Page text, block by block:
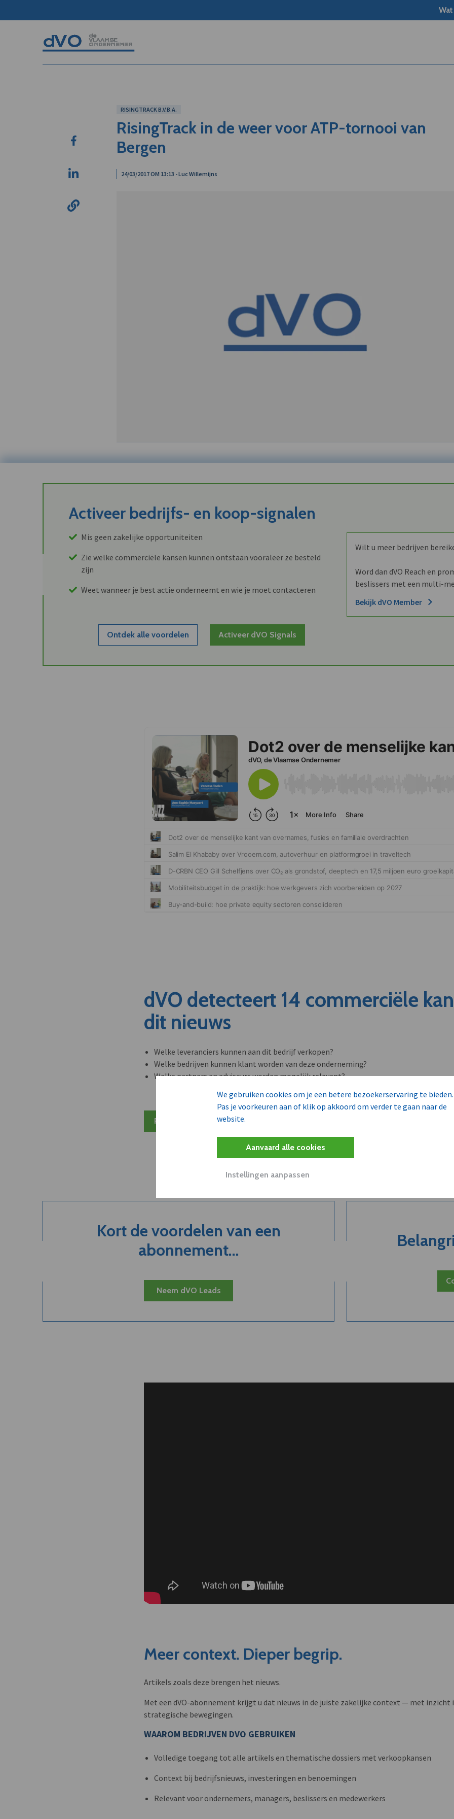
We gebruiken cookies om je een betere bezoekerservaring te bieden.
Pas je voorkeuren aan of klik op akkoord om verder te gaan naar de
website.
Aanvaard alle cookies
Instellingen aanpassen
RISINGTRACK B.V.B.A.
RisingTrack in de weer voor ATP-tornooi van
Bergen
24/03/2017 OM 13:13 - Luc Willemijns
Activeer bedrijfs- en koop-signalen
Mis geen zakelijke opportuniteiten
Zie welke commerciële kansen kunnen ontstaan vooraleer ze besteld
zijn
Weet wanneer je best actie onderneemt en wie je moet contacteren
Ontdek alle voordelen Activeer dVO Signals
Wilt u meer bedrijven
Word dan dVO Reach en
beslissers met een multi-
Bekijk dVO Member
dVO detecteert 14 commerciële
dit nieuws
Welke leveranciers kunnen aan dit bedrijf verkopen?
Welke bedrijven kunnen klant worden van deze onderneming?
Welke partners en adviseurs worden mogelijk relevant?
Plan 20 min inzicht
Kort de voordelen van een
abonnement...
Neem dVO Leads
Meer context. Dieper begrip.
Artikels zoals deze brengen het nieuws.
Met een dVO-abonnement krijgt u dat nieuws in de juiste zakelijke context — met inzicht
strategische bewegingen.
WAAROM BEDRIJVEN DVO GEBRUIKEN
Volledige toegang tot alle artikels en thematische dossiers met verkoopkansen
Context bij bedrijfsnieuws, investeringen en benoemingen
Relevant voor ondernemers, managers, beslissers en medewerkers